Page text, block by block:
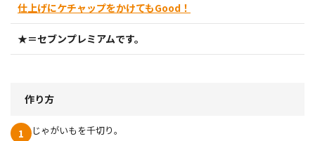
仕上げにケチャップをかけてもGood！
★＝セブンプレミアムです。
作り方
1 じゃがいもを千切り。